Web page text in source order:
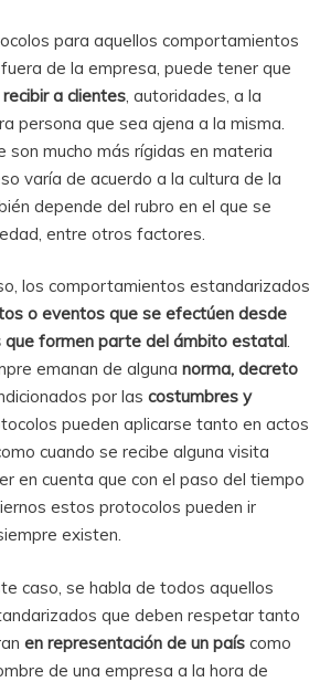
para aquellos comportamientos
de la empresa, puede tener que
a clientes, autoridades, a la
persona que sea ajena a la misma.
son mucho más rígidas en materia
varía de acuerdo a la cultura de la
depende del rubro en el que se
entre otros factores.
los comportamientos estandarizados
o eventos que se efectúen desde
que formen parte del ámbito estatal.
emanan de alguna norma, decreto
por las costumbres y
pueden aplicarse tanto en actos
cuando se recibe alguna visita
en cuenta que con el paso del tiempo
estos protocolos pueden ir
existen.
caso, se habla de todos aquellos
que deben respetar tanto
en representación de un paíscomo
de una empresa a la hora de